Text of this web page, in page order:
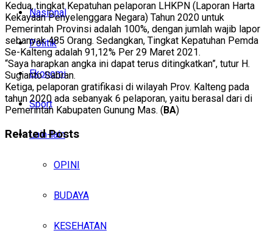
Nasional
Politik
Ekonomi
Sport
Lain-lain
OPINI
BUDAYA
KESEHATAN
Kedua, tingkat Kepatuhan pelaporan LHKPN (Laporan Harta
Kekayaan Penyelenggara Negara) Tahun 2020 untuk
Pemerintah Provinsi adalah 100%, dengan jumlah wajib lapor
sebanyak 485 Orang. Sedangkan, Tingkat Kepatuhan Pemda
Se-Kalteng adalah 91,12% Per 29 Maret 2021.
“Saya harapkan angka ini dapat terus ditingkatkan”, tutur H.
Sugianto Sabran.
Ketiga, pelaporan gratifikasi di wilayah Prov. Kalteng pada
tahun 2020 ada sebanyak 6 pelaporan, yaitu berasal dari di
Pemerintah Kabupaten Gunung Mas. ( BA)
RelatedPosts